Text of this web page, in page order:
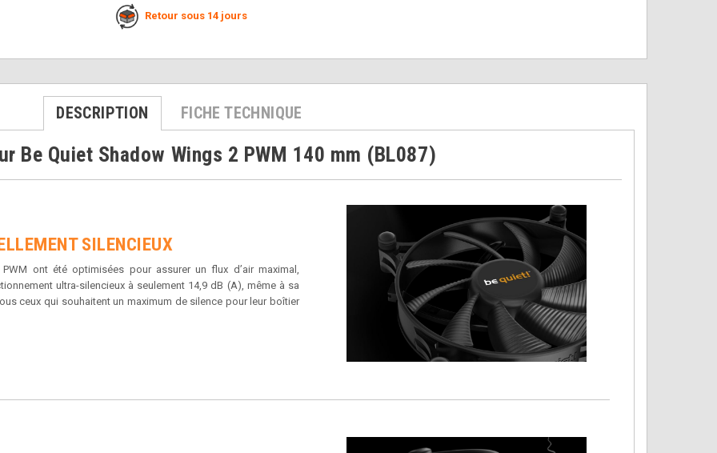
Retour sous 14 jours
DESCRIPTION FICHE TECHNIQUE
Be Quiet Shadow Wings 2 PWM 140 mm (BL087)
SILENCIEUX
ont été optimisées pour assurer un flux d’air maximal,
ultra-silencieux à seulement 14,9 dB (A), même à sa
ceux qui souhaitent un maximum de silence pour leur boîtier